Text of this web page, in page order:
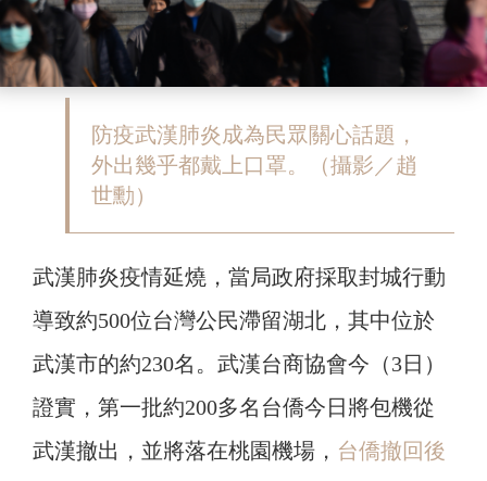
防疫武漢肺炎成為民眾關心話題，
外出幾乎都戴上口罩。（攝影／趙
世勳）
武漢肺炎疫情延燒，當局政府採取封城行動
導致約500位台灣公民滯留湖北，其中位於
武漢市的約230名。武漢台商協會今（3日）
證實，第一批約200多名台僑今日將包機從
武漢撤出，並將落在桃園機場， 台僑撤回後